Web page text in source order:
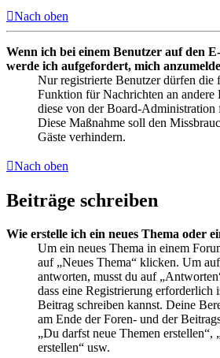
Nach oben
Wenn ich bei einem Benutzer auf den
werde ich aufgefordert, mich
Nur registrierte Benutzer dürfen die
Funktion für Nachrichten an andere
diese von der Board-Administration
Diese Maßnahme soll den
Gäste verhindern.
Nach oben
Beiträge schreiben
Wie erstelle ich ein neues Thema oder
Um ein neues Thema in einem
auf „Neues Thema“ klicken. Um
antworten, musst du auf
dass eine Registrierung erforderlich
Beitrag schreiben kannst. Deine
am Ende der Foren- und der
„Du darfst neue Themen erstellen“,
erstellen“ usw.